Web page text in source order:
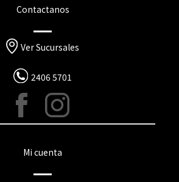
Contactanos
Ver Sucursales
2406 5701
Mi cuenta